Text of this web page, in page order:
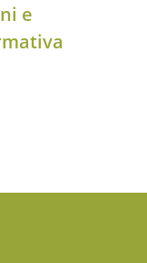
e